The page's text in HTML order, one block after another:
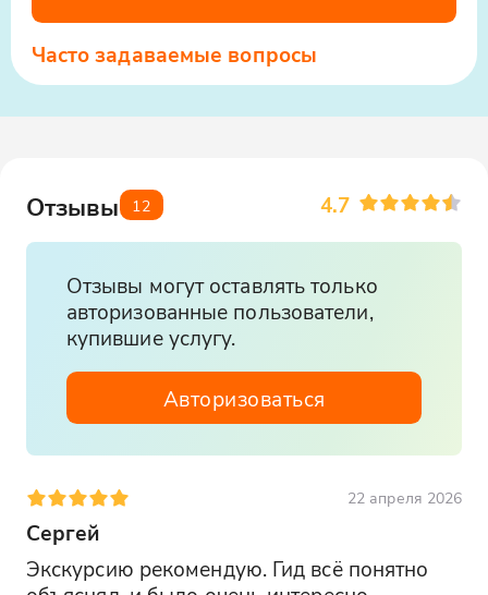
Часто задаваемые вопросы
Отзывы 12 4.7
Отзывы могут оставлять только
авторизованные пользователи,
купившие услугу.
Авторизоваться
22 апреля 2026
Сергей
Экскурсию рекомендую. Гид всё понятно